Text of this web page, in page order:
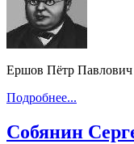
Ершов Пётр Павлович
Подробнее...
Собянин